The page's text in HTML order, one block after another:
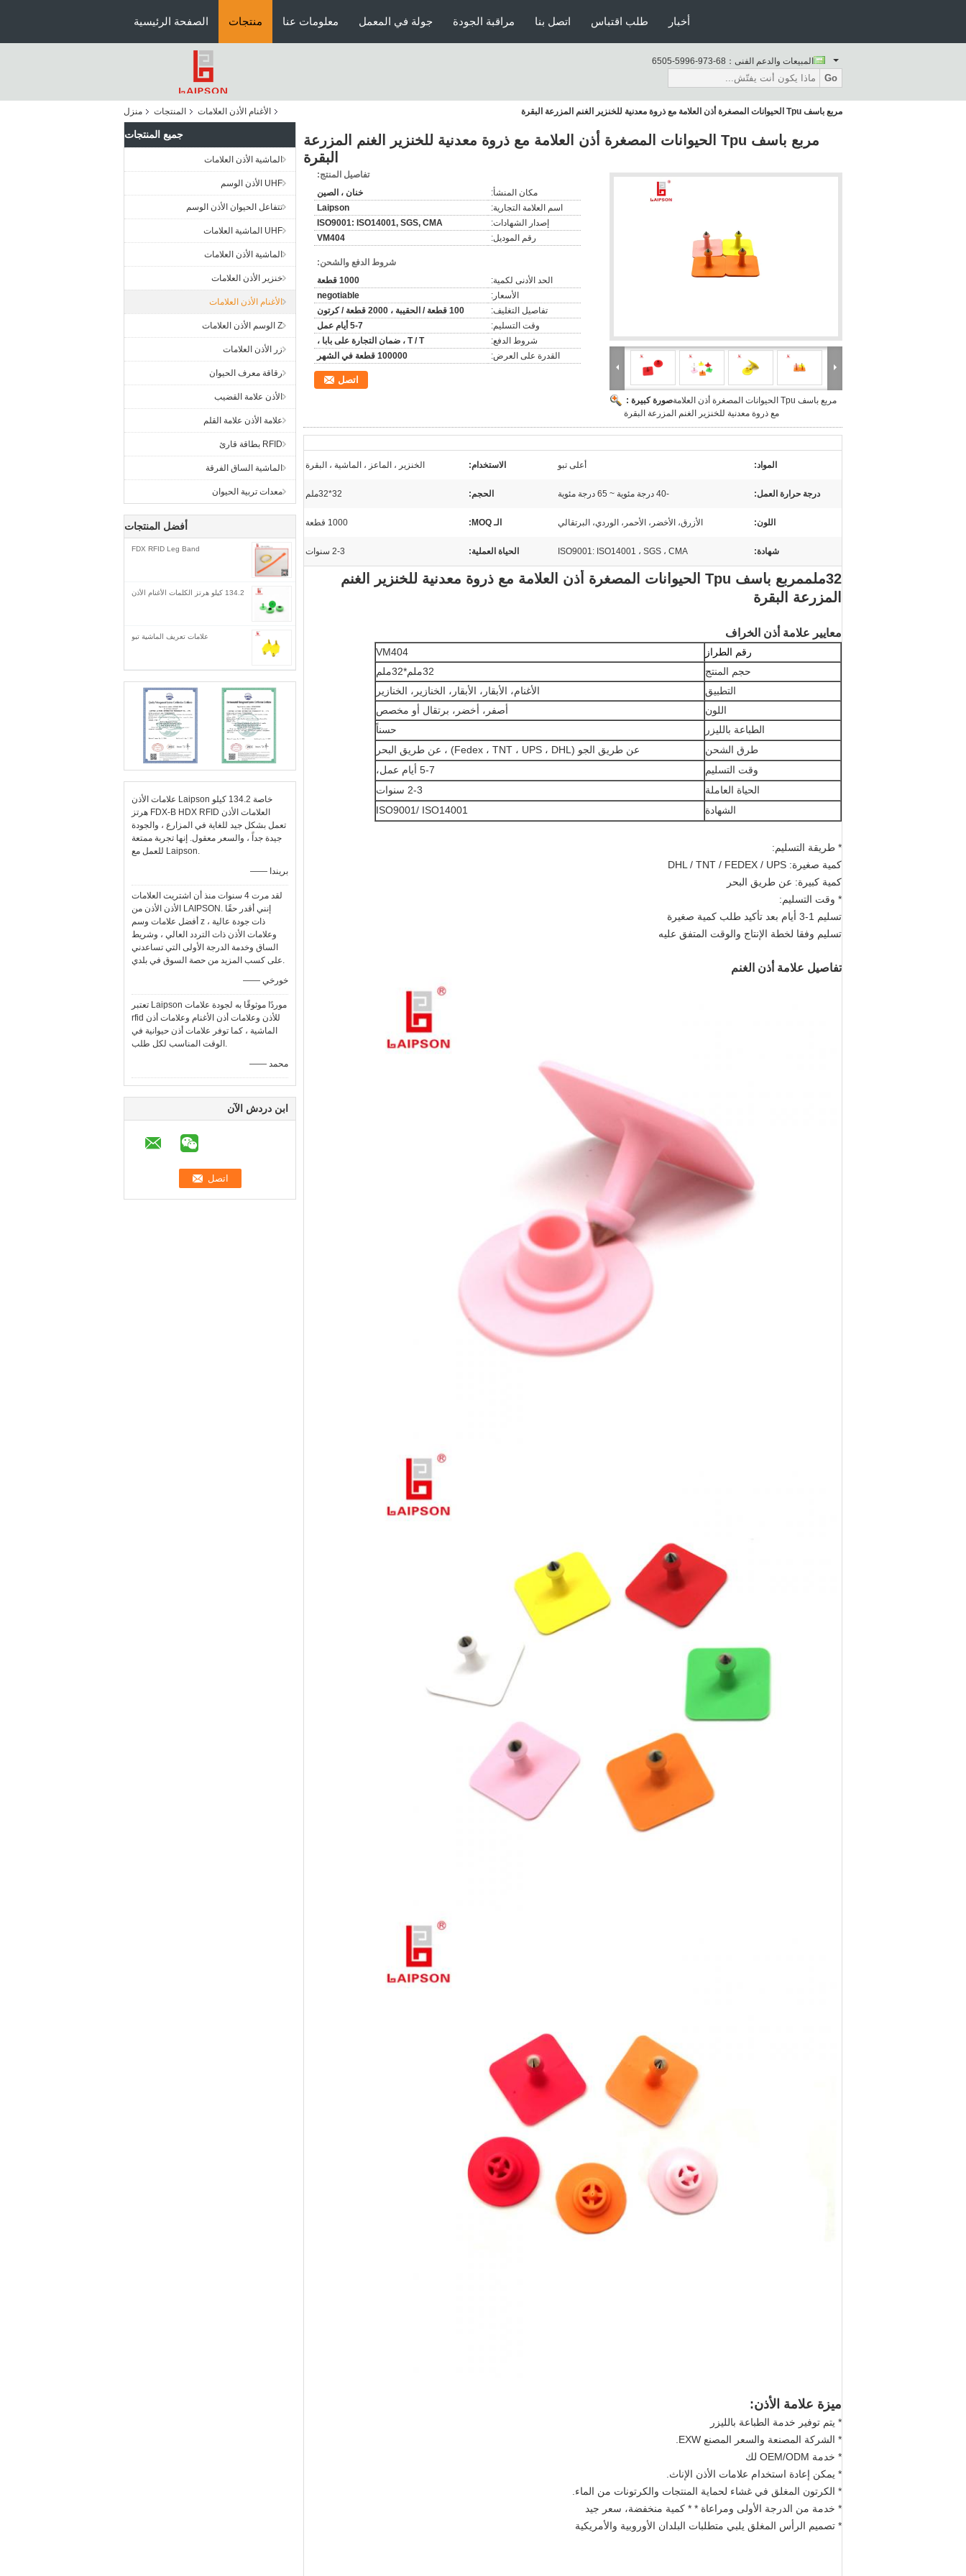
الصفحة الرئيسية منتجات معلومات عنا جولة في المعمل مراقبة الجودة اتصل بنا طلب اقتباس أخبار
المبيعات والدعم الفنى： 86-379-6995-5056
Go
منزل المنتجات الأغنام الأذن العلامات مربع باسف Tpu الحيوانات المصغرة أذن العلامة مع ذروة معدنية للخنزير الغنم المزرعة البقرة
جميع المنتجات
الماشية الأذن العلامات
UHF الأذن الوسم
تتفاعل الحيوان الأذن الوسم
UHF الماشية العلامات
الماشية الأذن العلامات
خنزير الأذن العلامات
الأغنام الأذن العلامات
Z الوسم الأذن العلامات
زر الأذن العلامات
رقاقة معرف الحيوان
الأذن علامة القضيب
علامة الأذن علامة القلم
RFID بطاقة قارئ
الماشية الساق الفرقة
معدات تربية الحيوان
أفضل المنتجات
FDX RFID Leg Band
134.2 كيلو هرتز الكلمات الأغنام الأذن
علامات تعريف الماشية تبو
علامات الأذن Laipson خاصة 134.2 كيلو
هرتز FDX-B HDX RFID العلامات الأذن
تعمل بشكل جيد للغاية في المزارع ، والجودة
جيدة جداً ، والسعر معقول. إنها تجربة ممتعة
للعمل مع Laipson.
—— بريندا
لقد مرت 4 سنوات منذ أن اشتريت العلامات
الأذن الأذن من LAIPSON. إنني أقدر حقًا
أفضل علامات وسم z ذات جودة عالية ،
وعلامات الأذن ذات التردد العالي ، وشريط
الساق وخدمة الدرجة الأولى التي تساعدني
على كسب المزيد من حصة السوق في بلدي.
—— خورخي
تعتبر Laipson موردًا موثوقًا به لجودة علامات
rfid للأذن وعلامات أذن الأغنام وعلامات أذن
الماشية ، كما توفر علامات أذن حيوانية في
الوقت المناسب لكل طلب.
—— محمد
ابن دردش الآن
مربع باسف Tpu الحيوانات المصغرة أذن العلامة مع ذروة معدنية للخنزير الغنم المزرعة
البقرة
صورة كبيرة :مربع باسف Tpu الحيوانات المصغرة أذن العلامة
مع ذروة معدنية للخنزير الغنم المزرعة البقرة
تفاصيل المنتج:
مكان المنشأ:
خنان ، الصين
اسم العلامة التجارية:
Laipson
إصدار الشهادات:
ISO9001: ISO14001, SGS, CMA
رقم الموديل:
VM404
شروط الدفع والشحن:
الحد الأدنى لكمية:
1000 قطعة
الأسعار:
negotiable
تفاصيل التغليف:
100 قطعة / الحقيبة ، 2000 قطعة / كرتون
وقت التسليم:
5-7 أيام عمل
شروط الدفع:
T / T ، ضمان التجارة على بابا ،
القدرة على العرض:
100000 قطعة في الشهر
اتصل
المواد: أعلى تبو الاستخدام: الخنزير ، الماعز ، الماشية ، البقرة
درجة حرارة العمل: -40 درجة مئوية ~ 65 درجة مئوية الحجم: 32*32ملم
اللون: الأزرق، الأخضر، الأحمر، الوردي، البرتقالي الـ MOQ: 1000 قطعة
شهادة: ISO9001: ISO14001 ، SGS ، CMA الحياة العملية: 2-3 سنوات
32ملم
مربع باسف Tpu الحيوانات المصغرة أذن العلامة مع ذروة معدنية للخنزير الغنم
المزرعة البقرة
معايير علامة أذن الخراف
رقم الطراز
VM404
حجم المنتج
32ملم*32ملم
التطبيق
الأغنام، الأبقار، الأبقار، الخنازير، الخنازير
اللون
أصفر، أخضر، برتقال أو مخصص
الطباعة بالليزر
حسناً
طرق الشحن
عن طريق الجو (Fedex ، TNT ، UPS ، DHL) ، عن طريق البحر
وقت التسليم
5-7 أيام عمل،
الحياة العاملة
2-3 سنوات
الشهادة
ISO9001/ ISO14001
* طريقة التسليم:
كمية صغيرة: DHL / TNT / FEDEX / UPS
كمية كبيرة: عن طريق البحر
* وقت التسليم:
تسليم 1-3 أيام بعد تأكيد طلب كمية صغيرة
تسليم وفقا لخطة الإنتاج والوقت المتفق عليه
تفاصيل علامة أذن الغنم
ميزة علامة الأذن:
* يتم توفير خدمة الطباعة بالليزر
* الشركة المصنعة والسعر المصنع EXW.
* خدمة OEM/ODM لك
* يمكن إعادة استخدام علامات الأذن الإناث.
* الكرتون المغلق في غشاء لحماية المنتجات والكرتونات من الماء.
* خدمة من الدرجة الأولى ومراعاة * * كمية منخفضة، سعر جيد
* تصميم الرأس المغلق يلبي متطلبات البلدان الأوروبية والأمريكية